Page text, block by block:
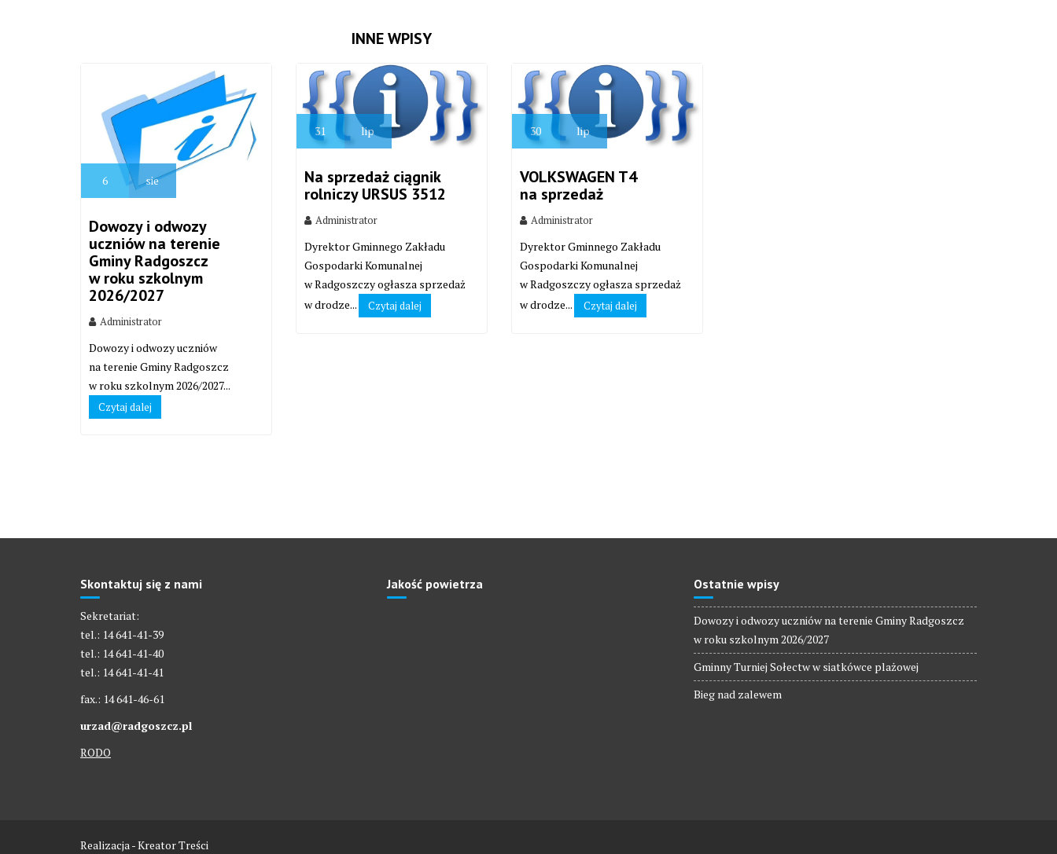
INNE WPISY
6 sie
Dowozy i odwozy
uczniów na terenie
Gminy Radgoszcz
w roku szkolnym
2026/2027
Administrator
Dowozy i odwozy uczniów
na terenie Gminy Radgoszcz
w roku szkolnym 2026/2027...
Czytaj dalej
31 lip
Na sprzedaż ciągnik
rolniczy URSUS 3512
Administrator
Dyrektor Gminnego Zakładu
Gospodarki Komunalnej
w Radgoszczy ogłasza sprzedaż
w drodze...
Czytaj dalej
30 lip
VOLKSWAGEN T4
na sprzedaż
Administrator
Dyrektor Gminnego Zakładu
Gospodarki Komunalnej
w Radgoszczy ogłasza sprzedaż
w drodze...
Czytaj dalej
Skontaktuj się z nami
Sekretariat:
tel.: 14 641-41-39
tel.: 14 641-41-40
tel.: 14 641-41-41
fax.: 14 641-46-61
urzad@radgoszcz.pl
RODO
Jakość powietrza Ostatnie wpisy
Dowozy i odwozy uczniów na terenie Gminy Radgoszcz
w roku szkolnym 2026/2027
Gminny Turniej Sołectw w siatkówce plażowej
Bieg nad zalewem
Realizacja - Kreator Treści